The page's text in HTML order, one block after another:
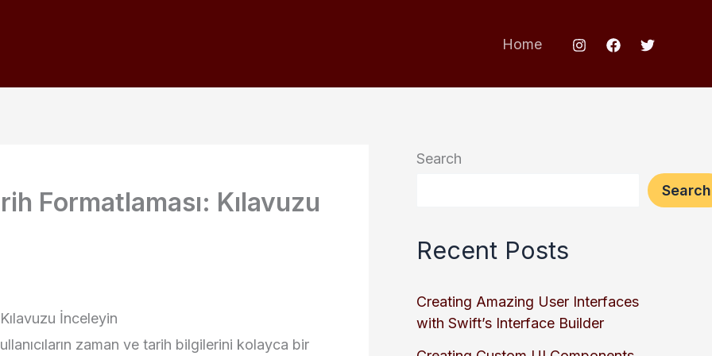
Home
Formatlaması: Kılavuzu
İnceleyin
zaman ve tarih bilgilerini kolayca bir
Search
Search
Recent Posts
Creating Amazing User Interfaces
with Swift’s Interface Builder